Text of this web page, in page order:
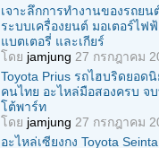
เจาะลึกการทำงานของรถยน
ระบบเครื่องยนต์ มอเตอร์ไฟ
แบตเตอรี่ และเกียร์
โดย jamjung 27 กรกฎาคม
Toyota Prius รถไฮบริดยอด
คนไทย อะไหล่มือสองครบ จ
โต้พาร์ท
โดย jamjung 27 กรกฎาคม
อะไหล่เซียงกง Toyota